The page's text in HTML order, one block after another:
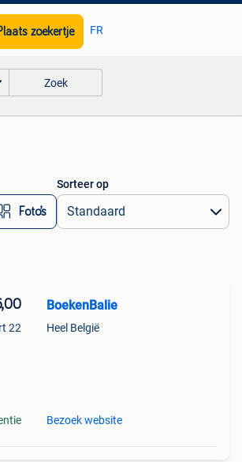
zoekertje FR
Zoek
Foto’s
Sorteer op
22
BoekenBalie
Heel België
Bezoek website